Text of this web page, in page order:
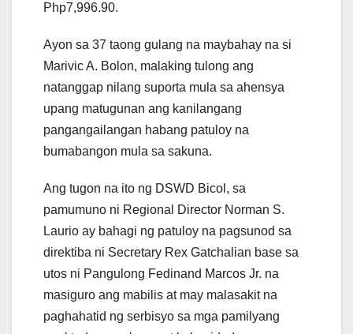
Php7,996.90.
Ayon sa 37 taong gulang na maybahay na si
Marivic A. Bolon, malaking tulong ang
natanggap nilang suporta mula sa ahensya
upang matugunan ang kanilangang
pangangailangan habang patuloy na
bumabangon mula sa sakuna.
Ang tugon na ito ng DSWD Bicol, sa
pamumuno ni Regional Director Norman S.
Laurio ay bahagi ng patuloy na pagsunod sa
direktiba ni Secretary Rex Gatchalian base sa
utos ni Pangulong Fedinand Marcos Jr. na
masiguro ang mabilis at may malasakit na
paghahatid ng serbisyo sa mga pamilyang